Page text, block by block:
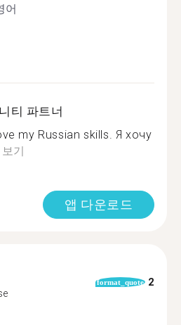
어
티 파트너
my Russian skills. Я хочу
기
앱 다운로드
format_quote 2